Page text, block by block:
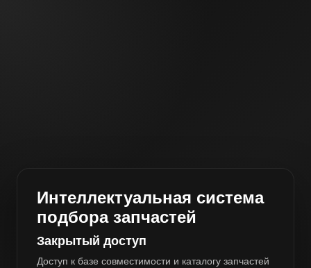
Интеллектуальная система
подбора запчастей
Закрытый доступ
Доступ к базе совместимости и каталогу запчастей